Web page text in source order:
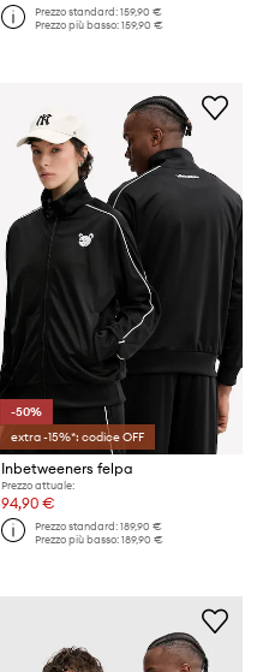
Prezzo standard:159,90 €
Prezzo più basso:159,90 €
-50%
extra -15%*: codice OFF
Inbetweeners felpa
Prezzo attuale:
94,90 €
Prezzo standard:189,90 €
Prezzo più basso:189,90 €